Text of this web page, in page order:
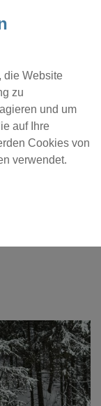
die Website
zu
und um
auf Ihre
Cookies von
verwendet.
Profil